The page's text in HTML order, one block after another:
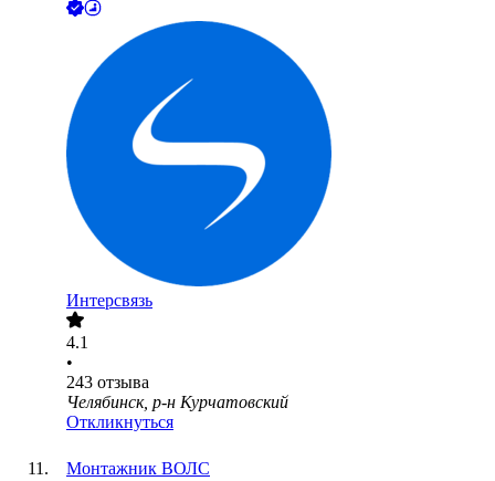
Интерсвязь
4.1
•
243 отзыва
Челябинск, р-н Курчатовский
Откликнуться
Монтажник ВОЛС